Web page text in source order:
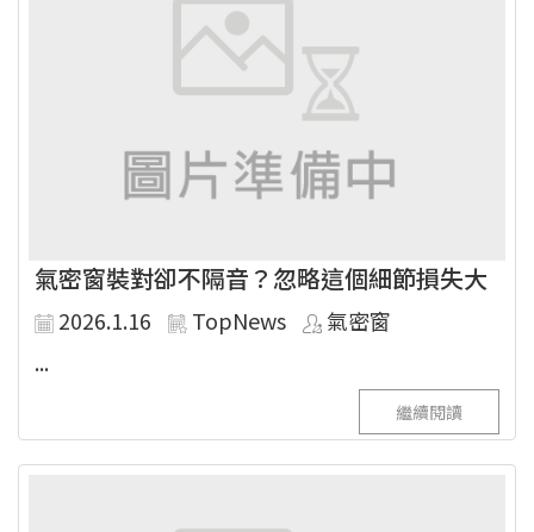
氣密窗裝對卻不隔音？忽略這個細節損失大
2026.1.16 TopNews
氣密窗
...
繼續閱讀